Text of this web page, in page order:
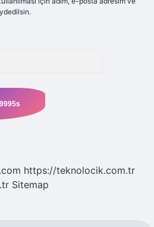
https://teknolocik.com.tr
Sitemap